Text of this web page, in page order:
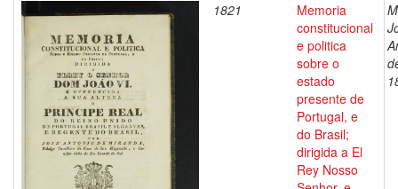
1821
Memoria
constitucional
e politica
sobre o
estado
presente de
Portugal, e
do Brasil;
dirigida a El
Rey Nosso